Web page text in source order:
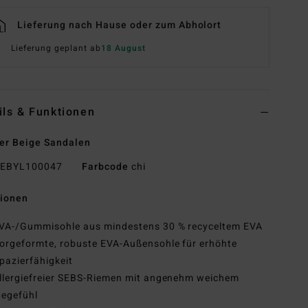
Lieferung nach Hause oder zum Abholort
Lieferung geplant ab18 August
& Funktionen
Beige Sandalen
EBYL100047 Farbcode chi
Gummisohle aus mindestens 30 % recyceltem EVA
robuste EVA-Außensohle für erhöhte
SEBS-Riemen mit angenehm weichem